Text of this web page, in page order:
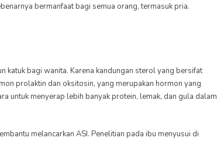
bermanfaat bagi semua orang, termasuk pria.
katuk bagi wanita. Karena kandungan sterol yang bersifat
prolaktin dan oksitosin, yang merupakan hormon yang
untuk menyerap lebih banyak protein, lemak, dan gula dalam
melancarkan ASI. Penelitian pada ibu menyusui di